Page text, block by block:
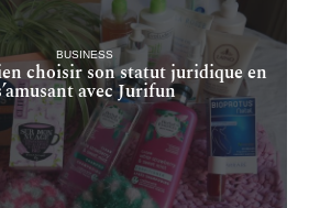
BUSINESS
choisir son statut juridique en
avec Jurifun